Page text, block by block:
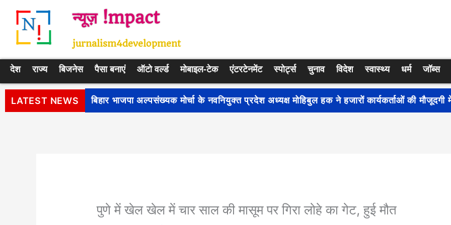
न्यूज़ !mpact
jurnalism4development
देश राज्य बिजनेस पैसा बनाएं ऑटो वर्ल्ड मोबाइल-टेक एंटरटेनमेंट स्पोर्ट्स चुनाव विदेश स्वास्थ्य धर्म जॉब्स
LATEST NEWS पीएम सूर्य घर: मुफ्त बिजली योजना के प्रति जागरूकता बढ़ाने के लिए देशभर में शुरू हुआ नुक्कड़ नाटक
पुणे में खेल खेल में चार साल की मासूम पर गिरा लोहे का गेट, हुई मौत